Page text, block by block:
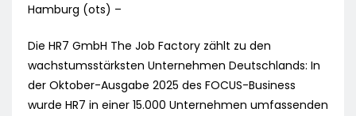
Hamburg (ots) –
Die HR7 GmbH The Job Factory zählt zu den
wachstumsstärksten Unternehmen Deutschlands: In
der Oktober-Ausgabe 2025 des FOCUS-Business
wurde HR7 in einer 15.000 Unternehmen umfassenden